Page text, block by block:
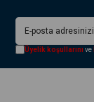
Üyelik koşullarını ve